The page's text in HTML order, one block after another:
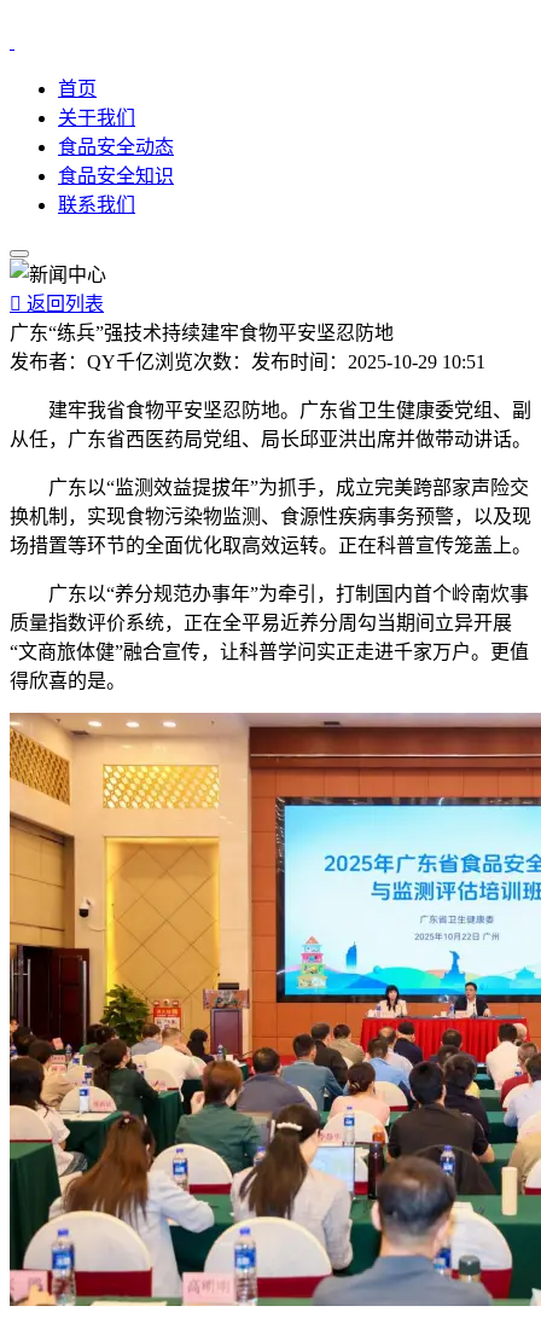
首页
关于我们
食品安全动态
食品安全知识
联系我们
 返回列表
广东“练兵”强技术持续建牢食物平安坚忍防地
发布者： QY千亿浏览次数： 发布时间： 2025-10-29 10:51
建牢我省食物平安坚忍防地。广东省卫生健康委党组、副
从任，广东省西医药局党组、局长邱亚洪出席并做带动讲话。
广东以“监测效益提拔年”为抓手，成立完美跨部家声险交
换机制，实现食物污染物监测、食源性疾病事务预警，以及现
场措置等环节的全面优化取高效运转。正在科普宣传笼盖上。
广东以“养分规范办事年”为牵引，打制国内首个岭南炊事
质量指数评价系统，正在全平易近养分周勾当期间立异开展
“文商旅体健”融合宣传，让科普学问实正走进千家万户。更值
得欣喜的是。